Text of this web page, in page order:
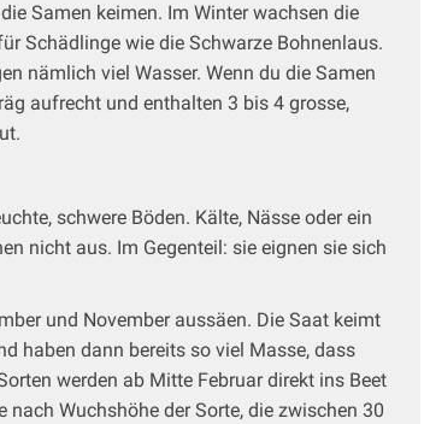
Samen keimen. Im Winter wachsen die
Schädlinge wie die Schwarze Bohnenlaus.
nämlich viel Wasser. Wenn du die Samen
aufrecht und enthalten 3 bis 4 grosse,
schwere Böden. Kälte, Nässe oder ein
nicht aus. Im Gegenteil: sie eignen sie sich
und November aussäen. Die Saat keimt
haben dann bereits so viel Masse, dass
werden ab Mitte Februar direkt ins Beet
Wuchshöhe der Sorte, die zwischen 30